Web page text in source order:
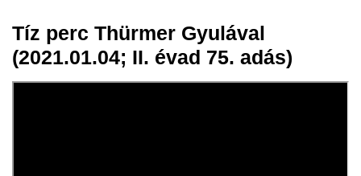
05 jan.
2021
Tíz perc Thürmer Gyulával
(2021.01.04; II. évad 75. adás)